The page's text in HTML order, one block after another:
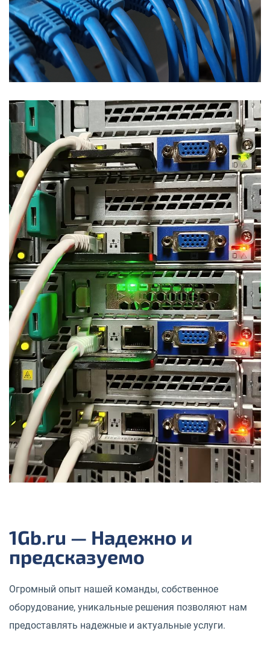
1Gb.ru — Надежно и
предсказуемо
Огромный опыт нашей команды, собственное
оборудование, уникальные решения позволяют нам
предоставлять надежные и актуальные услуги.